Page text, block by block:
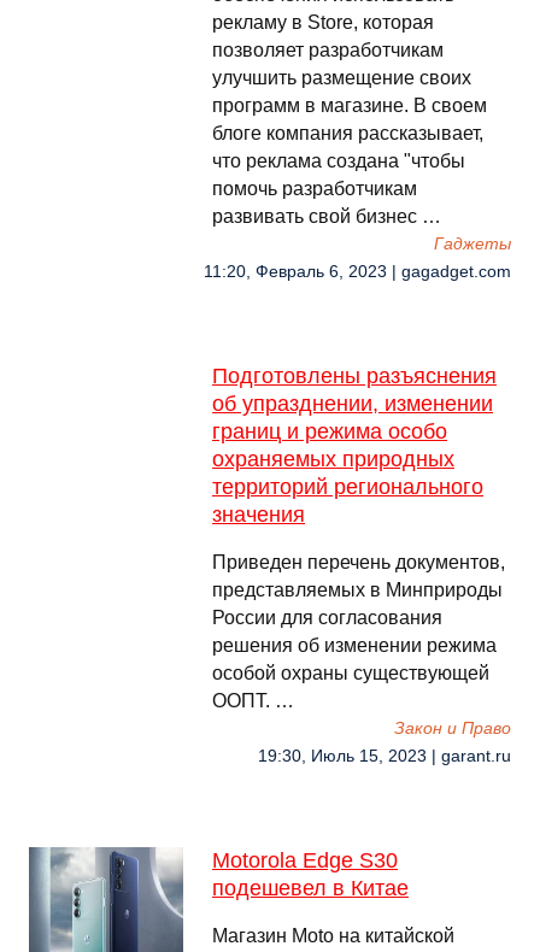
рекламу в Store, которая
позволяет разработчикам
улучшить размещение своих
программ в магазине. В своем
блоге компания рассказывает,
что реклама создана "чтобы
помочь разработчикам
развивать свой бизнес …
Гаджеты
11:20, Февраль 6, 2023 | gagadget.com
Подготовлены разъяснения
об упразднении, изменении
границ и режима особо
охраняемых природных
территорий регионального
значения
Приведен перечень документов,
представляемых в Минприроды
России для согласования
решения об изменении режима
особой охраны существующей
ООПТ. …
Закон и Право
19:30, Июль 15, 2023 | garant.ru
Motorola Edge S30
подешевел в Китае
Магазин Moto на китайской